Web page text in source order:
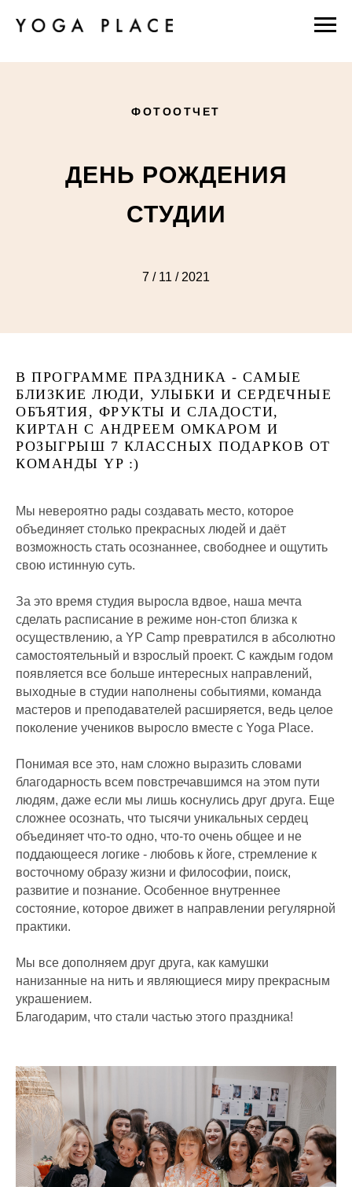
ФОТООТЧЕТ
ДЕНЬ РОЖДЕНИЯ
СТУДИИ
7 / 11 / 2021
В ПРОГРАММЕ ПРАЗДНИКА - САМЫЕ
БЛИЗКИЕ ЛЮДИ, УЛЫБКИ И СЕРДЕЧНЫЕ
ОБЪЯТИЯ, ФРУКТЫ И СЛАДОСТИ,
КИРТАН С АНДРЕЕМ ОМКАРОМ И
РОЗЫГРЫШ 7 КЛАССНЫХ ПОДАРКОВ ОТ
КОМАНДЫ YP :)
Мы невероятно рады создавать место, которое
объединяет столько прекрасных людей и даёт
возможность стать осознаннее, свободнее и ощутить
свою истинную суть.
За это время студия выросла вдвое, наша мечта
сделать расписание в режиме нон-стоп близка к
осуществлению, а YP Camp превратился в абсолютно
самостоятельный и взрослый проект. С каждым годом
появляется все больше интересных направлений,
выходные в студии наполнены событиями, команда
мастеров и преподавателей расширяется, ведь целое
поколение учеников выросло вместе с Yoga Place.
Понимая все это, нам сложно выразить словами
благодарность всем повстречавшимся на этом пути
людям, даже если мы лишь коснулись друг друга. Еще
сложнее осознать, что тысячи уникальных сердец
объединяет что-то одно, что-то очень общее и не
поддающееся логике - любовь к йоге, стремление к
восточному образу жизни и философии, поиск,
развитие и познание. Особенное внутреннее
состояние, которое движет в направлении регулярной
практики.
Мы все дополняем друг друга, как камушки
нанизанные на нить и являющиеся миру прекрасным
украшением.
Благодарим, что стали частью этого праздника!